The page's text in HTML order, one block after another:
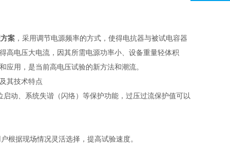
案 ，采用调节电源频率的方式，使得电抗器与被试电容器
高电压大电流，因其所需电源功率小、设备重量轻体积
应用，是当前高电压试验的新方法和潮流。
其技术特点
动、系统失谐（闪络）等保护功能，过压过流保护值可以
根据现场情况灵活选择，提高试验速度。